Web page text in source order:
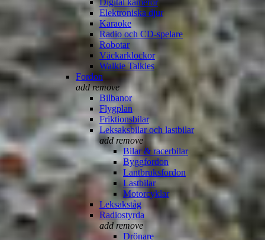
Digital kameror
Elektroniska djur
Karaoke
Radio och CD-spelare
Robotar
Väckarklockor
Walkie Talkies
Fordon
add remove
Bilbanor
Flygplan
Friktionsbilar
Leksaksbilar och lastbilar
add remove
Bilar & racerbilar
Byggfordon
Lantbruksfordon
Lastbilar
Motorcyklar
Leksakståg
Radiostyrda
add remove
Drönare